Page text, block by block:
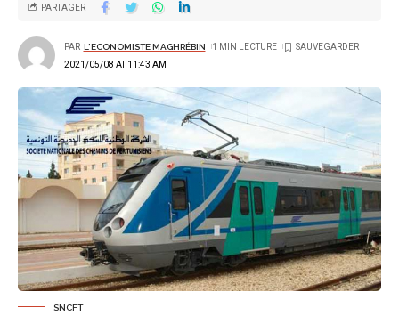
2021/05/08 AT 11:43 AM
PAR L'ECONOMISTE MAGHRÉBIN 1 MIN LECTURE
PARTAGER
SNCFT